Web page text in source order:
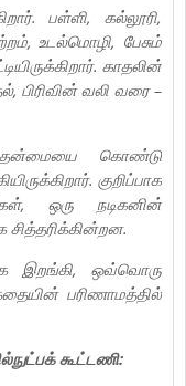
பள்ளி, கல்லூரி,
உடல்மொழி, பேசும்
காதலின்
வலி வரை –
கொண்டு
குறிப்பாக
ஒரு நடிகனின்
இறங்கி, ஒவ்வொரு
பரிணாமத்தில்
கூட்டணி: